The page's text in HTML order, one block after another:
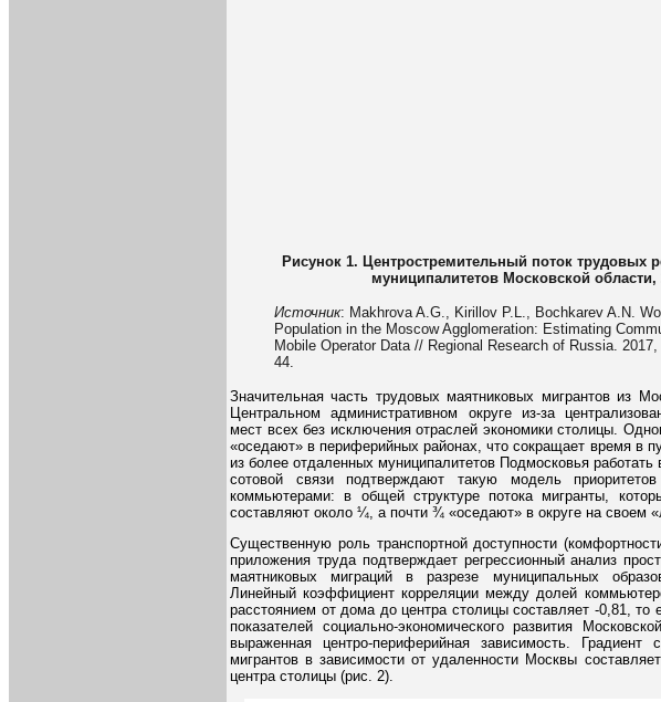
Рисунок 1. Центростремительный поток трудовых
муниципалитетов Московской области,
Источник: Makhrova A.G., Kirillov P.L., Bochkarev A.N.
Population in the Moscow Agglomeration: Estimating
Mobile Operator Data // Regional Research of Russia.
44.
Значительная часть трудовых маятниковых мигрантов из
Центральном административном округе из-за
мест всех без исключения отраслей экономики столицы.
«оседают» в периферийных районах, что сокращает время в
из более отдаленных муниципалитетов Подмосковья
сотовой связи подтверждают такую модель
коммьютерами: в общей структуре потока мигранты,
составляют около ¼, а почти ¾ «оседают» в округе на своем
Существенную роль транспортной доступности
приложения труда подтверждает регрессионный анализ
маятниковых миграций в разрезе муниципальных
Линейный коэффициент корреляции между долей
расстоянием от дома до центра столицы составляет -0,81, то
показателей социально-экономического развития
выраженная центро-периферийная зависимость. Градиент
мигрантов в зависимости от удаленности Москвы
центра столицы (рис. 2).